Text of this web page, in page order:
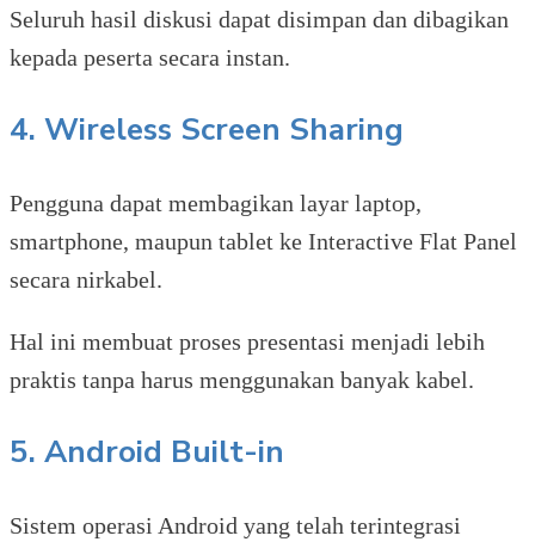
Seluruh hasil diskusi dapat disimpan dan dibagikan
kepada peserta secara instan.
4. Wireless Screen Sharing
Pengguna dapat membagikan layar laptop,
smartphone, maupun tablet ke Interactive Flat Panel
secara nirkabel.
Hal ini membuat proses presentasi menjadi lebih
praktis tanpa harus menggunakan banyak kabel.
5. Android Built-in
Sistem operasi Android yang telah terintegrasi